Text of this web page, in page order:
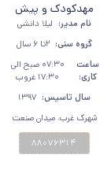
مهدكودک و پیش
دبستانى شازده
كوچولو شهرک غرب
نام مدیر: لیلا دانشى
گروه سنی: ۲تا ۶ سال
ساعت
کاری:
۰۷:۳۰ صبح الی
۱۷:۳۰ غروب
سال تاسیس: ۱۳۹۷
شهرک غرب، میدان صنعت
،خیابان حسن سیف،کوچه
ششم ،پلاک ٢٥
۸۸۰۷۶۳۱۴